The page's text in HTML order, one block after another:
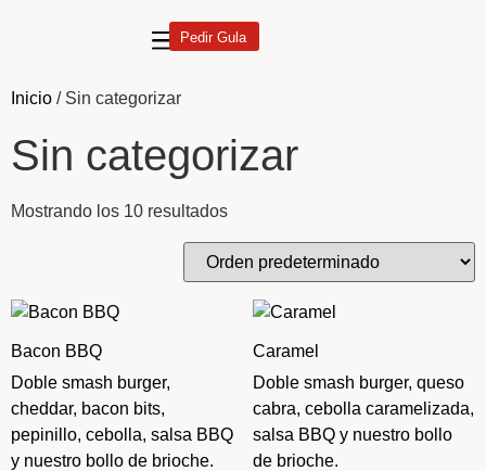
Pedir Gula
Inicio / Sin categorizar
Sin categorizar
Mostrando los 10 resultados
Bacon BBQ
Doble smash burger,
cheddar, bacon bits,
pepinillo, cebolla, salsa BBQ
y nuestro bollo de brioche.
Caramel
Doble smash burger, queso
cabra, cebolla caramelizada,
salsa BBQ y nuestro bollo
de brioche.